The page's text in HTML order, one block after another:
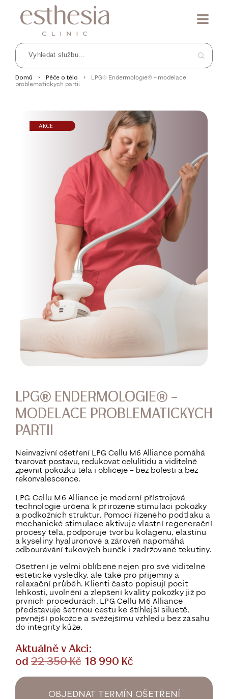
Domů Péče o tělo LPG® Endermologie® – modelace
problematickych partii
AKCE
LPG® ENDERMOLOGIE® –
MODELACE PROBLEMATICKYCH
PARTII
Neinvazivní ošetření LPG Cellu M6 Alliance pomáhá
tvarovat postavu, redukovat celulitidu a viditelně
zpevnit pokožku těla i obličeje – bez bolesti a bez
rekonvalescence.
LPG Cellu M6 Alliance je moderní přístrojová
technologie určená k přirozené stimulaci pokožky
a podkožních struktur. Pomocí řízeného podtlaku a
mechanické stimulace aktivuje vlastní regenerační
procesy těla, podporuje tvorbu kolagenu, elastinu
a kyseliny hyaluronové a zároveň napomáhá
odbourávání tukových buněk i zadržované tekutiny.
Ošetření je velmi oblíbené nejen pro své viditelné
estetické výsledky, ale také pro příjemný a
relaxační průběh. Klienti často popisují pocit
lehkosti, uvolnění a zlepšení kvality pokožky již po
prvních procedurách. LPG Cellu M6 Alliance
představuje šetrnou cestu ke štíhlejší siluetě,
pevnější pokožce a svěžejšímu vzhledu bez zásahu
do integrity kůže.
Aktuálně v Akci:
od 22 350 Kč 18 990 Kč
OBJEDNAT TERMÍN OŠETŘENÍ